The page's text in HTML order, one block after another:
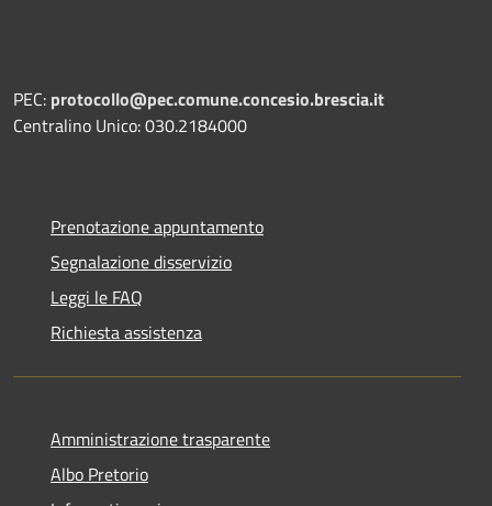
PEC: protocollo@pec.comune.concesio.brescia.it
Centralino Unico: 030.2184000
Prenotazione appuntamento
Segnalazione disservizio
Leggi le FAQ
Richiesta assistenza
Amministrazione trasparente
Albo Pretorio